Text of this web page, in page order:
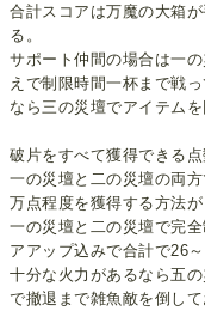
合計スコアは万魔の大箱
る。
サポート仲間の場合は一
えで制限時間一杯まで戦
なら三の災壇でアイテム
破片をすべて獲得できる
一の災壇と二の災壇の両
万点程度を獲得する方法が
一の災壇と二の災壇で完
アアップ込みで合計で26
十分な火力があるなら五
で撤退まで雑魚敵を倒し